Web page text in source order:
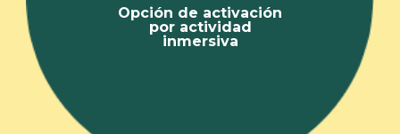
Opción de activación
por actividad
inmersiva